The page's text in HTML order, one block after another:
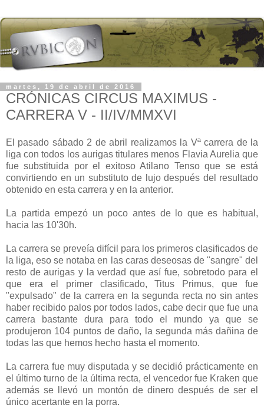
martes, 19 de abril de 2016
CRÓNICAS CIRCUS MAXIMUS -
CARRERA V - II/IV/MMXVI
El pasado sábado 2 de abril realizamos la Vª carrera de la
liga con todos los aurigas titulares menos Flavia Aurelia que
fue substituida por el exitoso Atilano Tenso que se está
convirtiendo en un substituto de lujo después del resultado
obtenido en esta carrera y en la anterior.
La partida empezó un poco antes de lo que es habitual,
hacia las 10'30h.
La carrera se preveía difícil para los primeros clasificados de
la liga, eso se notaba en las caras deseosas de "sangre" del
resto de aurigas y la verdad que así fue, sobretodo para el
que era el primer clasificado, Titus Primus, que fue
"expulsado" de la carrera en la segunda recta no sin antes
haber recibido palos por todos lados, cabe decir que fue una
carrera bastante dura para todo el mundo ya que se
produjeron 104 puntos de daño, la segunda más dañina de
todas las que hemos hecho hasta el momento.
La carrera fue muy disputada y se decidió prácticamente en
el último turno de la última recta, el vencedor fue Kraken que
además se llevó un montón de dinero después de ser el
único acertante en la porra.